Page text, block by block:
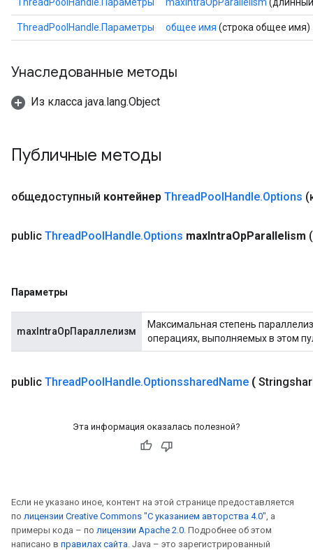
ThreadPoolHandle.Параметры общее имя (строка общее имя)
Унаследованные методы
Из класса java.lang.Object
Публичные методы
общедоступный контейнер ThreadPoolHandle.Options
public ThreadPoolHandle.Options maxIntraOpParallelism
Параметры
maxIntraOpПараллелизм
Максимальная степень
операциях, выполняемых в этом
public ThreadPoolHandle.OptionssharedName (
Эта информация оказалась полезной?
Если не указано иное, контент на этой странице предоставляется
по лицензии Creative Commons "С указанием авторства 4.0" , а
примеры кода – по лицензии Apache 2.0 . Подробнее об этом
написано в правилах сайта . Java – это зарегистрированный